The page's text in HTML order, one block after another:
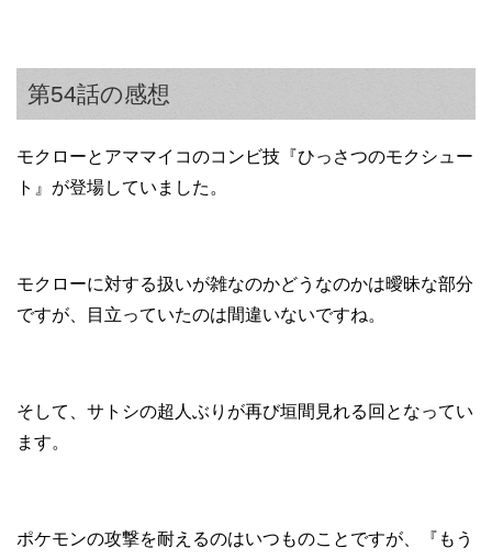
第54話の感想
モクローとアママイコのコンビ技『ひっさつのモクシュー
ト』が登場していました。
モクローに対する扱いが雑なのかどうなのかは曖昧な部分
ですが、目立っていたのは間違いないですね。
そして、サトシの超人ぶりが再び垣間見れる回となってい
ます。
ポケモンの攻撃を耐えるのはいつものことですが、『もう